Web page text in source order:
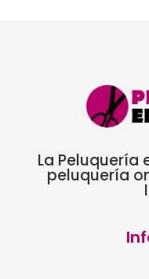
La Peluquería
peluquería